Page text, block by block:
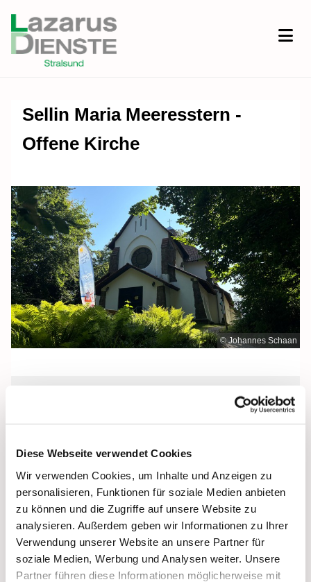
Diese Webseite verwendet Cookies
Wir verwenden Cookies, um Inhalte und Anzeigen zu
personalisieren, Funktionen für soziale Medien anbieten
zu können und die Zugriffe auf unsere Website zu
analysieren. Außerdem geben wir Informationen zu Ihrer
Verwendung unserer Website an unsere Partner für
soziale Medien, Werbung und Analysen weiter. Unsere
Partner führen diese Informationen möglicherweise mit
Sellin Maria Meeresstern -
Offene Kirche
© Johannes Schaan
Samstag, 19. September 2026, 12:00
Maria Meeresstern, Sellin, Hochufer /
Waldweg, 18586 Sellin